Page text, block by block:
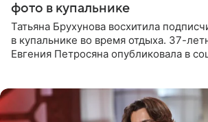
фото в купальнике
Татьяна Брухунова восхитила
в купальнике во время отдыха. 37-
Евгения Петросяна опубликовала в